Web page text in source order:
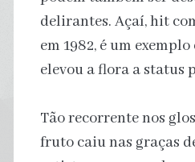
delirantes. Açaí, hit
em 1982, é um
elevou a flora a status
Tão recorrente nos
fruto caiu nas graças